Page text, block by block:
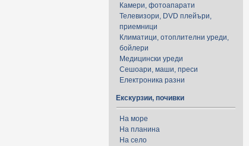
Камери, фотоапарати
Телевизори, DVD плейъри,
приемници
Климатици, отоплителни уреди,
бойлери
Медицински уреди
Сешоари, маши, преси
Електроника разни
Екскурзии, почивки
На море
На планина
На село